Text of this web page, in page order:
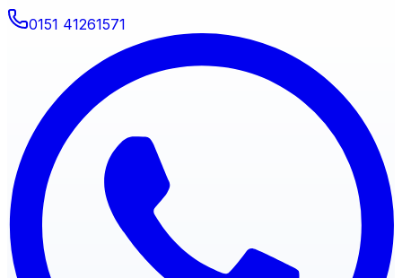
0151 41261571